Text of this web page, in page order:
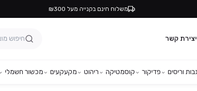
משלוח חינם בקנייה מעל ₪300
יצירת קשר
וריסים פדיקור קוסמטיקה ריהוט מקעקעים מכשור חשמלי